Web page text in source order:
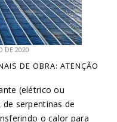
DE 2020
DE OBRA: ATENÇÃO
(elétrico ou
serpentinas de
o calor para